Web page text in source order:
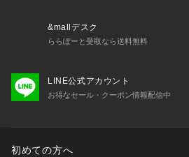
摩擦（特に湿った状態での摩擦）や
い。
ご使用の前に一度、洗濯することをお
プリント製品の場合は、合成皮革の製
&mallデスク
ららぽーと受取なら送料無料
LINE公式アカウント
お得なセール・クーポン情報配信中
初めての方へ